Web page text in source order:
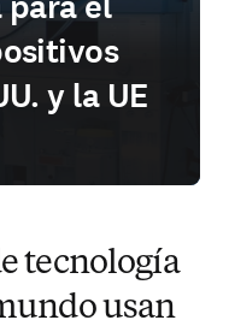
y la UE
tecnología
usan